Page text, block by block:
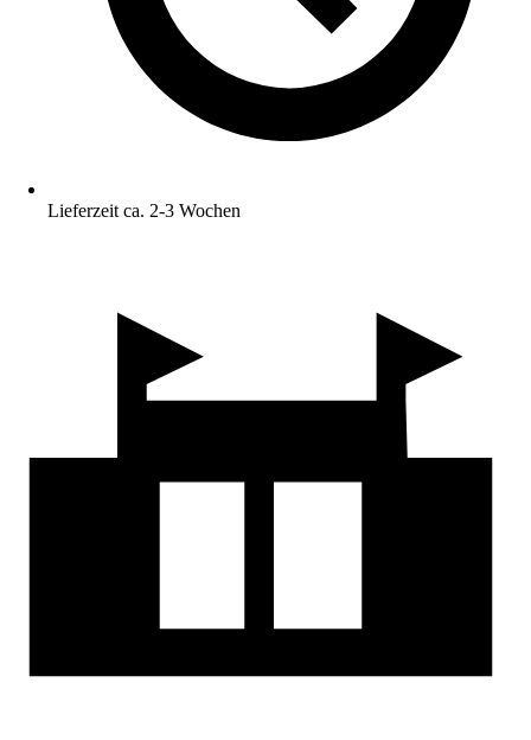
Lieferzeit ca. 2-3 Wochen